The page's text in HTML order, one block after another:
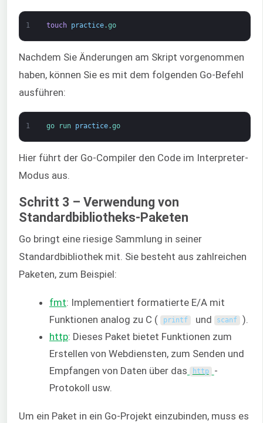
1 touch practice.go
Nachdem Sie Änderungen am Skript vorgenommen
haben, können Sie es mit dem folgenden Go-Befehl
ausführen:
1 go run practice.go
Hier führt der Go-Compiler den Code im Interpreter-
Modus aus.
Schritt 3 – Verwendung von
Standardbibliotheks-Paketen
Go bringt eine riesige Sammlung in seiner
Standardbibliothek mit. Sie besteht aus zahlreichen
Paketen, zum Beispiel:
fmt: Implementiert formatierte E/A mit
Funktionen analog zu C (
printf und scanf
).
http: Dieses Paket bietet Funktionen zum
Erstellen von Webdiensten, zum Senden und
Empfangen von Daten über das
http
-
Protokoll usw.
Um ein Paket in ein Go-Projekt einzubinden, muss es